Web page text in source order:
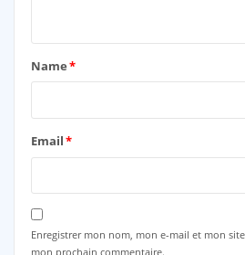
Name*
Email*
Enregistrer mon nom, mon e-mail et mon
mon prochain commentaire.